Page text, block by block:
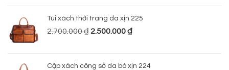
Túi xách thời trang da xịn 225
2.700.000₫ 2.500.000₫
Cặp xách công sở da bò xịn 224